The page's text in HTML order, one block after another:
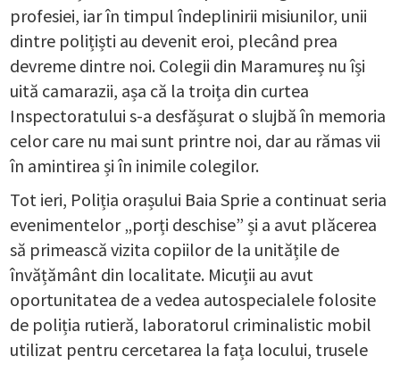
profesiei, iar în timpul îndeplinirii misiunilor, unii
dintre polițiști au devenit eroi, plecând prea
devreme dintre noi. Colegii din Maramureș nu își
uită camarazii, așa că la troița din curtea
Inspectoratului s-a desfășurat o slujbă în memoria
celor care nu mai sunt printre noi, dar au rămas vii
în amintirea și în inimile colegilor.
Tot ieri, Poliția orașului Baia Sprie a continuat seria
evenimentelor „porți deschise” și a avut plăcerea
să primească vizita copiilor de la unitățile de
învățământ din localitate. Micuții au avut
oportunitatea de a vedea autospecialele folosite
de poliția rutieră, laboratorul criminalistic mobil
utilizat pentru cercetarea la fața locului, trusele